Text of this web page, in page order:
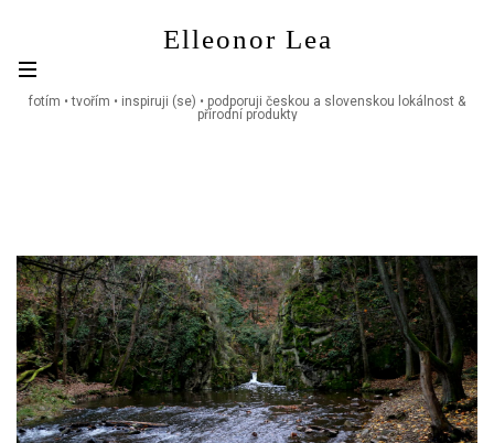
content
Elleonor Lea
fotím • tvořím • inspiruji (se) • podporuji českou a slovenskou lokálnost &
přírodní produkty